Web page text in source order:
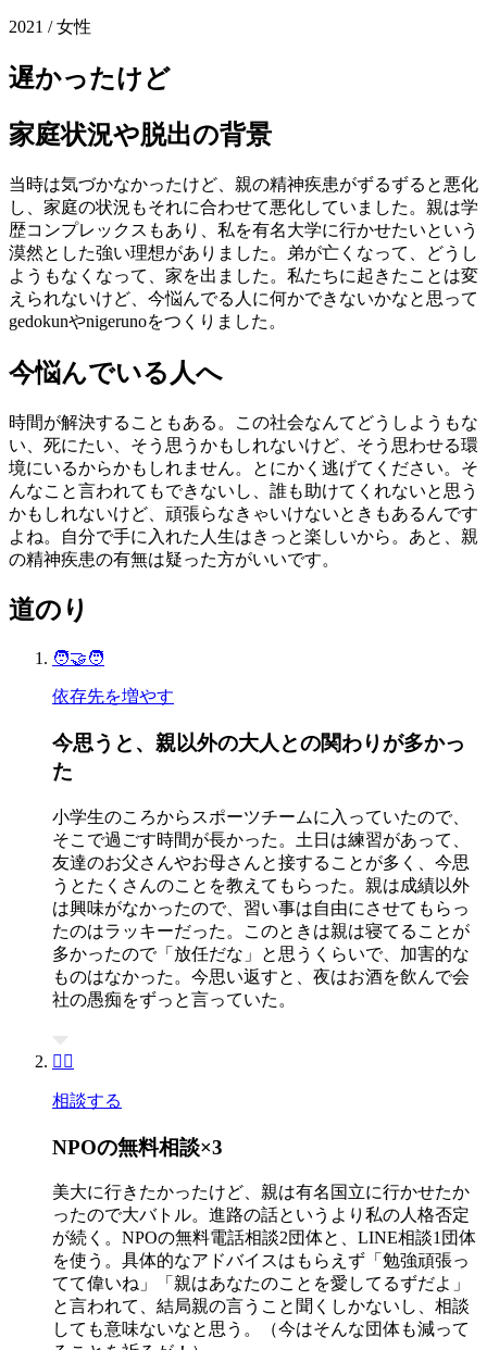
2021 / 女性
遅かったけど
家庭状況や脱出の背景
当時は気づかなかったけど、親の精神疾患がずるずると悪化
し、家庭の状況もそれに合わせて悪化していました。親は学
歴コンプレックスもあり、私を有名大学に行かせたいという
漠然とした強い理想がありました。弟が亡くなって、どうし
ようもなくなって、家を出ました。私たちに起きたことは変
えられないけど、今悩んでる人に何かできないかなと思って
gedokunやnigerunoをつくりました。
今悩んでいる人へ
時間が解決することもある。この社会なんてどうしようもな
い、死にたい、そう思うかもしれないけど、そう思わせる環
境にいるからかもしれません。とにかく逃げてください。そ
んなこと言われてもできないし、誰も助けてくれないと思う
かもしれないけど、頑張らなきゃいけないときもあるんです
よね。自分で手に入れた人生はきっと楽しいから。あと、親
の精神疾患の有無は疑った方がいいです。
道のり
🧑‍🤝‍🧑
依存先を増やす
今思うと、親以外の大人との関わりが多かっ
た
小学生のころからスポーツチームに入っていたので、
そこで過ごす時間が長かった。土日は練習があって、
友達のお父さんやお母さんと接することが多く、今思
うとたくさんのことを教えてもらった。親は成績以外
は興味がなかったので、習い事は自由にさせてもらっ
たのはラッキーだった。このときは親は寝てることが
多かったので「放任だな」と思うくらいで、加害的な
ものはなかった。今思い返すと、夜はお酒を飲んで会
社の愚痴をずっと言っていた。
🧑‍⚕️
相談する
NPOの無料相談×3
美大に行きたかったけど、親は有名国立に行かせたか
ったので大バトル。進路の話というより私の人格否定
が続く。NPOの無料電話相談2団体と、LINE相談1団体
を使う。具体的なアドバイスはもらえず「勉強頑張っ
てて偉いね」「親はあなたのことを愛してるずだよ」
と言われて、結局親の言うこと聞くしかないし、相談
しても意味ないなと思う。（今はそんな団体も減って